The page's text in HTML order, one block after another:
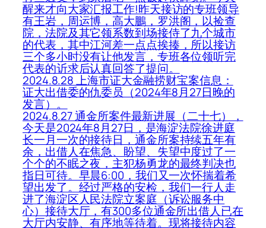
醒来才向大家汇报工作!昨天接访的专班领导
有王岩，周运博，高大鵬，罗洪阁，以捡查
院，法院及其它领系数到场接侍了九个城市
的代表，其中江河差一点点挨揍，所以接访
三个多小时没有让他发言，专班各位领听完
代表的䜣求后认真回答了提问。
2024.8.28 上海市证大金融捞财宝案信息：
证大出借委的仇委员（2024年8月27日晚的
发言）。
2024.8.27 通金所案件最新进展（二十七），
今天是2024年8月27日，是海淀法院徐进庭
长一月一次的接待日，通金所案持续五年有
余，出借人在焦急、盼望、失望中度过了一
个个的不眠之夜，主犯杨勇龙的最终判决也
指日可待。早晨6:00，我们又一次怀揣着希
望出发了。经过严格的安检，我们一行人走
进了海淀区人民法院立案庭（诉讼服务中
心）接待大厅，有300多位通金所出借人已在
大厅内安静、有序地等待着。现将接待内容